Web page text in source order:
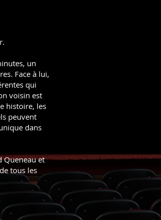
un
Face à lui,
qui
voisin est
histoire, les
peuvent
dans
Queneau et
tous les